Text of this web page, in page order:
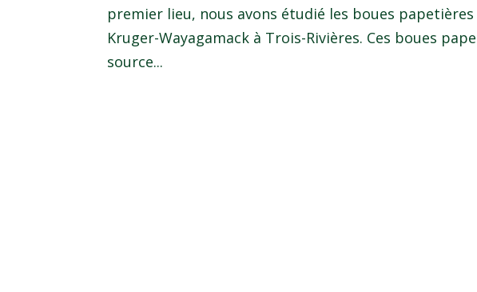
premier lieu, nous avons étudié les boues
Kruger-Wayagamack à Trois-Rivières. Ces boues
source...